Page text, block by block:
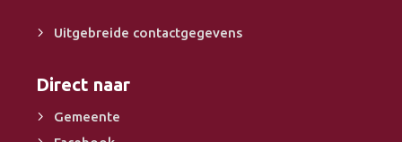
Uitgebreide contactgegevens
Direct naar
Gemeente